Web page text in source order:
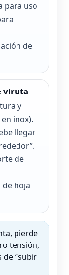
para uso
de
viruta
y
inox).
llegar
de
hoja
pierde
tensión,
de “subir